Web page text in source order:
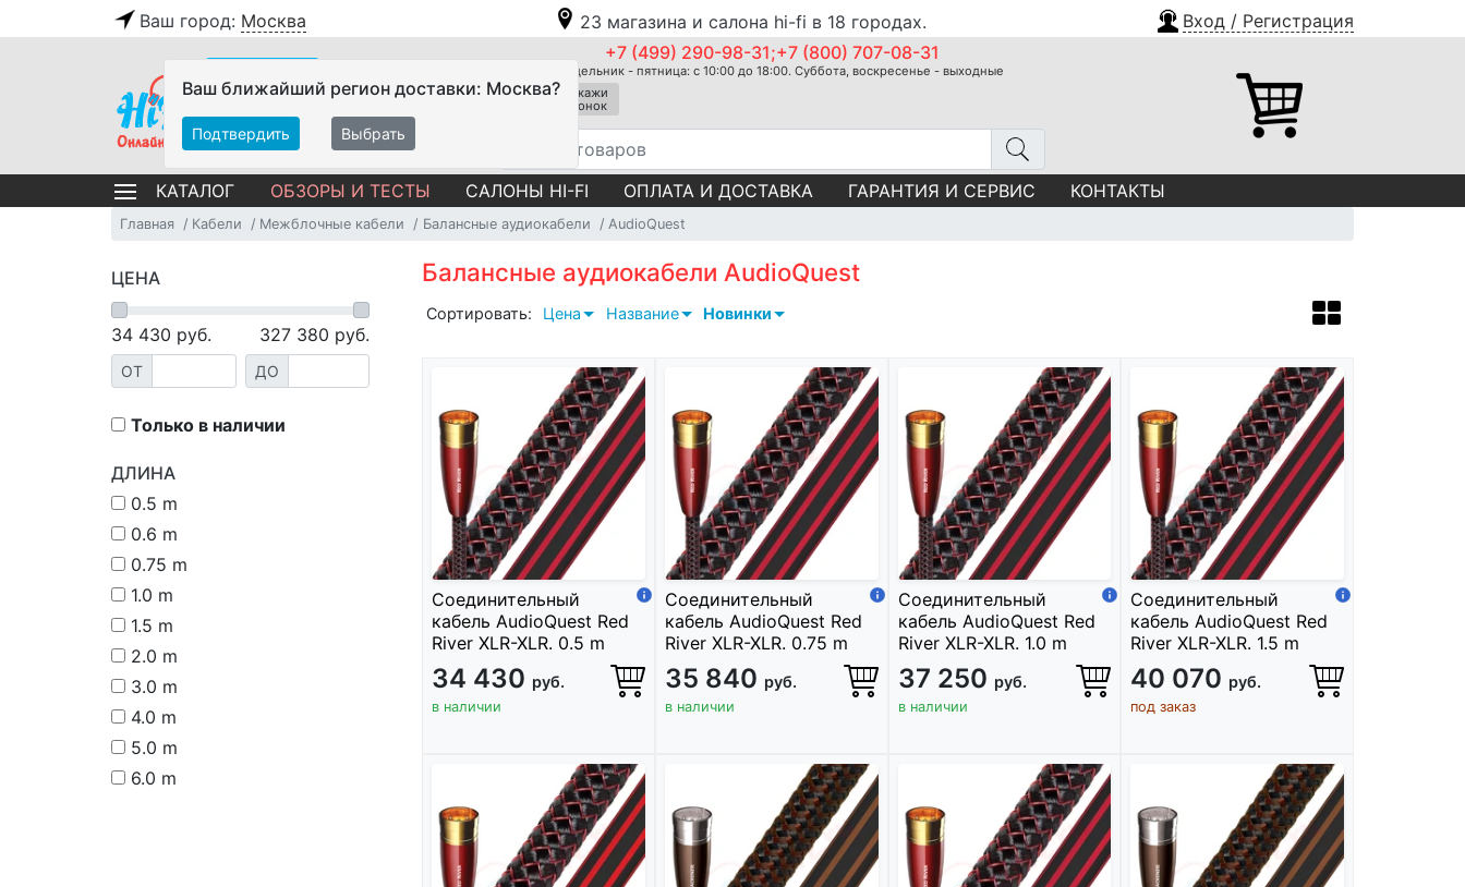
Ваш город: Москва 23 магазина и салона hi-fi в 18 городах. Вход / Регистрация
Ваш ближайший регион доставки: Москва?
Подтвердить Выбрать
+7 (499) 290-98-31;+7 (800) 707-08-31
Понедельник - пятница: с 10:00 до 18:00. Суббота, воскресенье - выходные
Закажи
звонок
КАТАЛОГ ОБЗОРЫ И ТЕСТЫ САЛОНЫ HI-FI ОПЛАТА И ДОСТАВКА ГАРАНТИЯ И СЕРВИС КОНТАКТЫ
Главная Кабели Межблочные кабели Балансные аудиокабели AudioQuest
Балансные аудиокабели AudioQuest
Сортировать: Цена Название Новинки
Соединительный
кабель AudioQuest Red
River XLR-XLR. 0.5 m
34 430 руб.
в наличии
Соединительный
кабель AudioQuest Red
River XLR-XLR. 0.75 m
35 840 руб.
в наличии
Соединительный
кабель AudioQuest Red
River XLR-XLR. 1.0 m
37 250 руб.
в наличии
Соединительный
кабель AudioQuest Red
River XLR-XLR. 1.5 m
40 070 руб.
под заказ
ЦЕНА
34 430 руб. 327 380 руб.
ОТ ДО
Только в наличии
ДЛИНА
0.5 m
0.6 m
0.75 m
1.0 m
1.5 m
2.0 m
3.0 m
4.0 m
5.0 m
6.0 m